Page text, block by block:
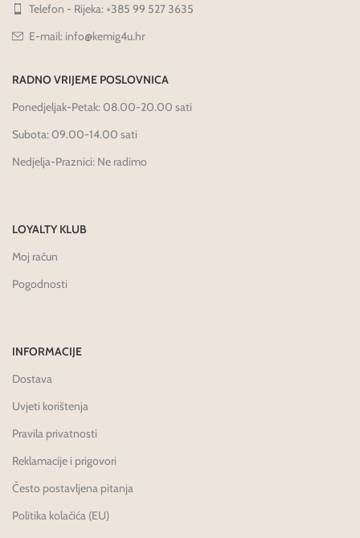
Telefon - Rijeka: +385 99 527 3635
E-mail: info@kemig4u.hr
RADNO VRIJEME POSLOVNICA
Ponedjeljak-Petak: 08.00-20.00 sati
Subota: 09.00-14.00 sati
Nedjelja-Praznici: Ne radimo
LOYALTY KLUB
Moj račun
Pogodnosti
INFORMACIJE
Dostava
Uvjeti korištenja
Pravila privatnosti
Reklamacije i prigovori
Često postavljena pitanja
Politika kolačića (EU)